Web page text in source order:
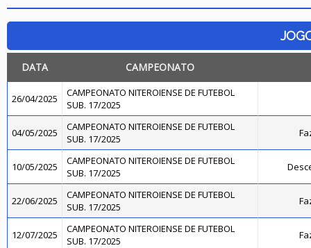
DATA CAMPEONATO
26/04/2025
CAMPEONATO NITEROIENSE DE FUTEBOL
SUB. 17/2025
04/05/2025
CAMPEONATO NITEROIENSE DE FUTEBOL
SUB. 17/2025
10/05/2025
CAMPEONATO NITEROIENSE DE FUTEBOL
SUB. 17/2025
22/06/2025
CAMPEONATO NITEROIENSE DE FUTEBOL
SUB. 17/2025
12/07/2025
CAMPEONATO NITEROIENSE DE FUTEBOL
SUB. 17/2025